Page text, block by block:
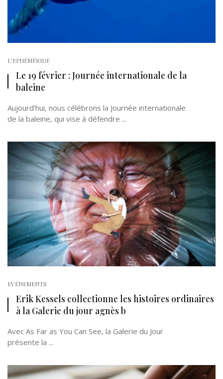
L'EPHÉMÉRIDE
Le 19 février : Journée internationale de la
baleine
Aujourd’hui, nous célébrons la Journée internationale
de la baleine, qui vise à défendre ...
EVÉNEMENTS
Erik Kessels collectionne les histoires ordinaires
à la Galerie du jour agnès b
Avec As Far as You Can See, la Galerie du Jour
présente la ...